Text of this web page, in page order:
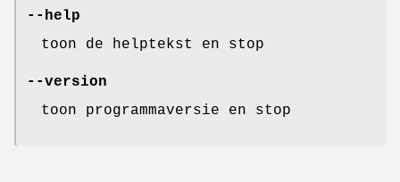
--help
toon de helptekst en stop
--version
toon programmaversie en stop